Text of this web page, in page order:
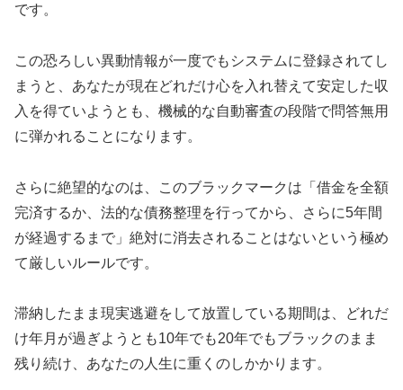
です。
この恐ろしい異動情報が一度でもシステムに登録されてし
まうと、あなたが現在どれだけ心を入れ替えて安定した収
入を得ていようとも、機械的な自動審査の段階で問答無用
に弾かれることになります。
さらに絶望的なのは、このブラックマークは「借金を全額
完済するか、法的な債務整理を行ってから、さらに5年間
が経過するまで」絶対に消去されることはないという極め
て厳しいルールです。
滞納したまま現実逃避をして放置している期間は、どれだ
け年月が過ぎようとも10年でも20年でもブラックのまま
残り続け、あなたの人生に重くのしかかります。